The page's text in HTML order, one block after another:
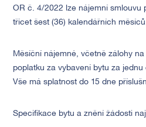
OR č. 4/2022 lze nájemní smlouvu
třicet šest (36) kalendářních
Měsíční nájemné, včetně zálohy
poplatku za vybavení bytu za
Vše má splatnost do 15 dne
Specifikace bytu a znění žádosti